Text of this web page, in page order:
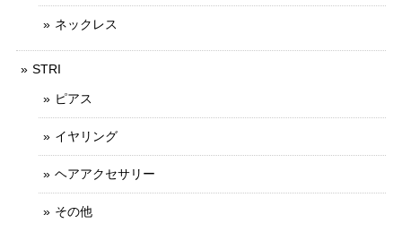
ネックレス
STRI
ピアス
イヤリング
ヘアアクセサリー
その他